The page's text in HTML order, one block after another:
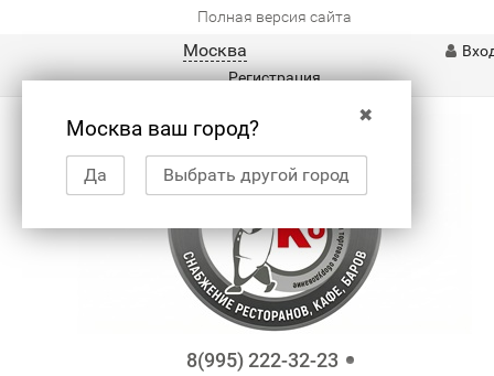
Полная версия сайта
Москва
✖
Москва ваш город?
Да Выбрать другой город
Регистрация
8(995) 222-32-23